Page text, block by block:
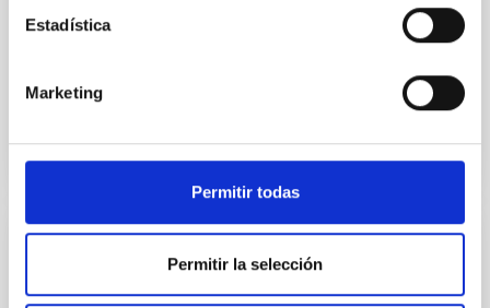
Estadística
Marketing
Permitir todas
Permitir la selección
El objeto del convenio es la operación de MuSCAT2
en el Telescopio Carlos Sánchez (TCS), ubicado en el
Convenio entre el RIKEN Center for